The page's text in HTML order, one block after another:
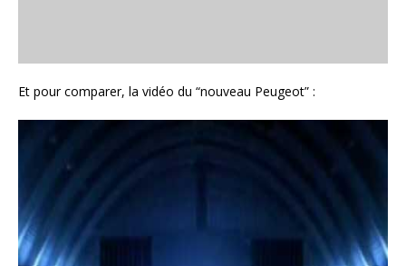
Et pour comparer, la vidéo du “nouveau Peugeot” :